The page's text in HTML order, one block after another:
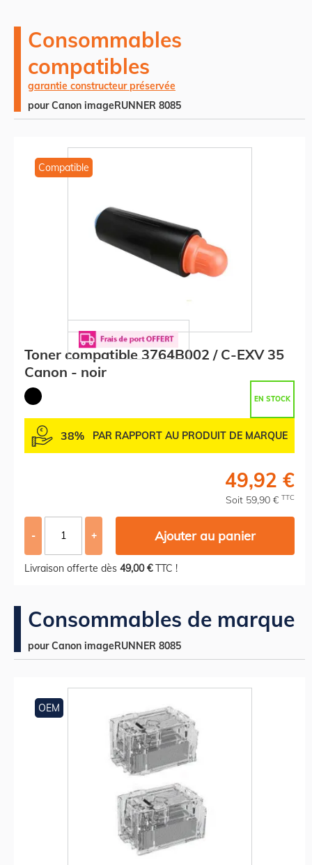
Consommables
compatibles
garantie constructeur préservée
pour Canon imageRUNNER 8085
Compatible
Toner compatible 3764B002 / C-EXV 35
Canon - noir
EN STOCK
38% PAR RAPPORT AU PRODUIT DE MARQUE
49,92 €
Soit 59,90 € TTC
- + Ajouter au panier
Livraison offerte dès 49,00 €TTC !
Consommables de marque
pour Canon imageRUNNER 8085
OEM